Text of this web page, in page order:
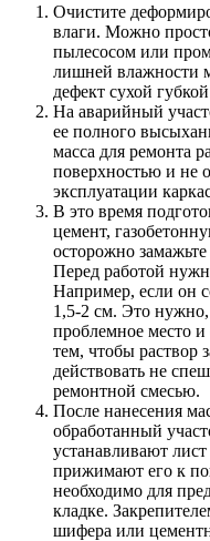
Очистите
влаги. Можно
пылесосом или
лишней влажности
дефект сухой
На аварийный
ее полного
масса для ремонта
поверхностью и не
эксплуатации
В это время
цемент,
осторожно
Перед работой
Например, если он
1,5-2 см. Это
проблемное место и
тем, чтобы раствор
действовать не
ремонтной смесью.
После нанесения
обработанный
устанавливают
прижимают его к
необходимо для
кладке.
шифера или